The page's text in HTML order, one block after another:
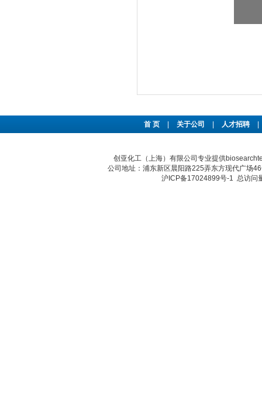
首 页 关于公司 人才招聘
创亚化工（上海）有限公司专业提供
公司地址：浦东新区晨阳路225弄东方现代广场
沪ICP备17024899号-1 总访问